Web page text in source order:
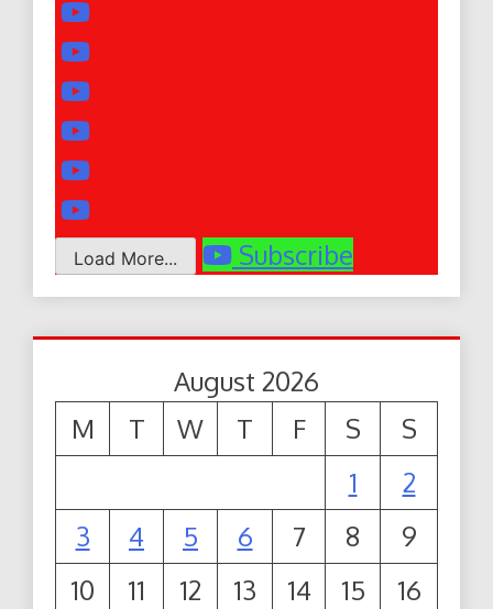
Load More... Subscribe
August 2026
M
T W T F S
S
1
2
3
4 5 6 7 8
9
10
11 12 13 14 15
16